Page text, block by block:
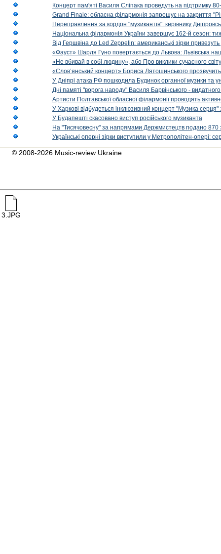
Концерт пам'яті Василя Сліпака проведуть на підтримку
Grand Finale: обласна філармонія запрошує на закриття
Переправлення за кордон "музикантів": керівнику
Національна філармонія України завершує 162-й сезон:
Від Гершвіна до Led Zeppelin: американські зірки
«Фауст» Шарля Гуно повертається до Львова: Львівська
«Не вбивай в собі людину», або Про виклики сучасного світу
«Слов’янський концерт» Бориса Лятошинського
У Дніпрі атака РФ пошкодила Будинок органної музики та
Дні памяті "ворога народу" Василя Барвінського -
Артисти Полтавської обласної філармонії проводять
У Харкові відбудеться інклюзивний концерт "Музика
У Будапешті скасовано виступ російського музиканта
На "Тисячовесну" за напрямами Держмистецтв подано 870
Українські оперні зірки виступили у Метрополітен-опері:
© 2008-2026 Music-review Ukraine
3.JPG